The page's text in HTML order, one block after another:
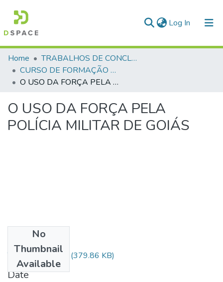
Log In (current)
Communities & Collections
All of DSpace
Home
TRABALHOS DE CONCLUSÃO DE CURSO - CFP (CURSO DE FORMAÇÃO DE PRAÇAS)
CURSO DE FORMAÇÃO DE PRAÇAS - CFP - 2024
O USO DA FORÇA PELA POLÍCIA MILITAR DE GOIÁS
O USO DA FORÇA PELA
POLÍCIA MILITAR DE GOIÁS
No
Thumbnail
Available
TCC finalizado.pdf (379.86 KB)
Date